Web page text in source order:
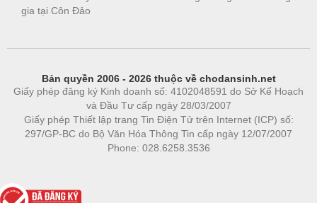
gia tại Côn Đảo
Bản quyền 2006 - 2026 thuộc về chodansinh.net
Giấy phép đăng ký Kinh doanh số: 4102048591 do Sở Kế Hoạch
và Đầu Tư cấp ngày 28/03/2007
Giấy phép Thiết lập trang Tin Điện Tử trên Internet (ICP) số:
297/GP-BC do Bộ Văn Hóa Thông Tin cấp ngày 12/07/2007
Phone: 028.6258.3536